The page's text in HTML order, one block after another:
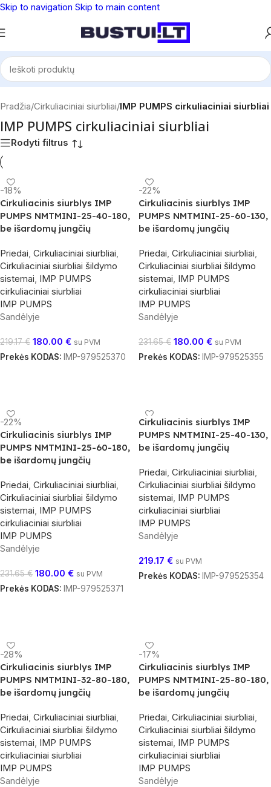
Skip to navigation Skip to main content
Pradžia/Cirkuliaciniai siurbliai/IMP PUMPS cirkuliaciniai siurbliai
IMP PUMPS cirkuliaciniai siurbliai
Rodyti filtrus
-18%
Cirkuliacinis siurblys IMP
PUMPS NMTMINI-25-40-180,
be išardomų jungčių
Priedai, Cirkuliaciniai siurbliai,
Cirkuliaciniai siurbliai šildymo
sistemai, IMP PUMPS
cirkuliaciniai siurbliai
IMP PUMPS
Sandėlyje
219.17€ 180.00 € su PVM
Prekės KODAS: IMP-979525370
-22%
Cirkuliacinis siurblys IMP
PUMPS NMTMINI-25-60-130,
be išardomų jungčių
Priedai, Cirkuliaciniai siurbliai,
Cirkuliaciniai siurbliai šildymo
sistemai, IMP PUMPS
cirkuliaciniai siurbliai
IMP PUMPS
Sandėlyje
231.65€ 180.00 € su PVM
Prekės KODAS: IMP-979525355
-22%
Cirkuliacinis siurblys IMP
PUMPS NMTMINI-25-60-180,
be išardomų jungčių
Priedai, Cirkuliaciniai siurbliai,
Cirkuliaciniai siurbliai šildymo
sistemai, IMP PUMPS
cirkuliaciniai siurbliai
IMP PUMPS
Sandėlyje
231.65€ 180.00 € su PVM
Prekės KODAS: IMP-979525371
Cirkuliacinis siurblys IMP
PUMPS NMTMINI-25-40-130,
be išardomų jungčių
Priedai, Cirkuliaciniai siurbliai,
Cirkuliaciniai siurbliai šildymo
sistemai, IMP PUMPS
cirkuliaciniai siurbliai
IMP PUMPS
Sandėlyje
219.17 € su PVM
Prekės KODAS: IMP-979525354
-28%
Cirkuliacinis siurblys IMP
PUMPS NMTMINI-32-80-180,
be išardomų jungčių
Priedai Cirkuliaciniai siurbliai
Cirkuliaciniai siurbliai šildymo
sistemai IMP PUMPS
cirkuliaciniai siurbliai
IMP PUMPS
Sandėlyje
-17%
Cirkuliacinis siurblys IMP
PUMPS NMTMINI-25-80-180,
be išardomų jungčių
Priedai Cirkuliaciniai siurbliai
Cirkuliaciniai siurbliai šildymo
sistemai IMP PUMPS
cirkuliaciniai siurbliai
IMP PUMPS
Sandėlyje